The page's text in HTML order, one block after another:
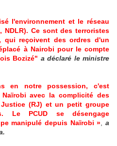
l'environnement et le réseau
NDLR). Ce sont des terroristes
qui reçoivent des ordres d'un
à Nairobi pour le compte
Bozizé" a déclaré le ministre
en notre possession, c'est
avec la complicité des
(RJ) et un petit groupe
Le PCUD se désengage
manipulé depuis Naïrobi » ,a
.